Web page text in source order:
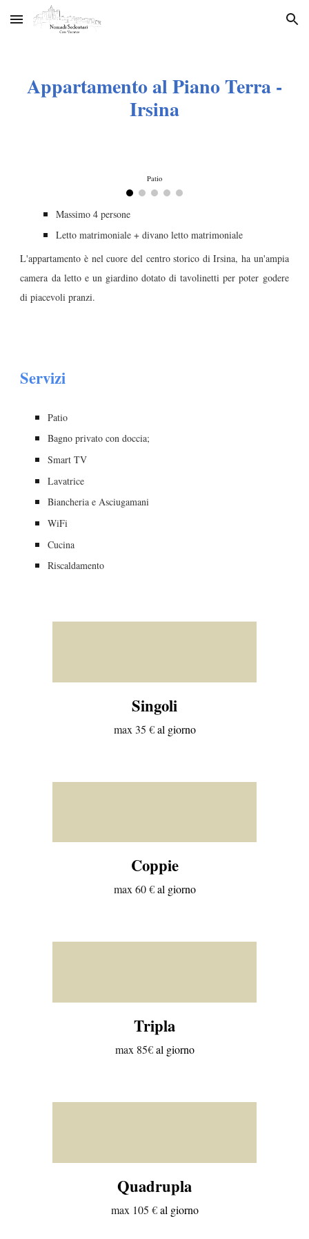
Skip to main content Skip to navigation
Appartamento al Piano Terra -
Irsina
Patio
Massimo 4 persone
Letto matrimoniale + divano letto matrimoniale
L'appartamento è nel cuore del centro storico di Irsina, ha un'ampia
camera da letto e un giardino dotato di tavolinetti per poter godere
di piacevoli pranzi.
Servizi
Patio
Bagno privato con doccia;
Smart TV
Lavatrice
Biancheria e Asciugamani
WiFi
Cucina
Riscaldamento
Singoli
max 35 €al giorno
Coppie
max60 €al giorno
Tripla
max 85€al giorno
Quadrupla
max 105 €al giorno